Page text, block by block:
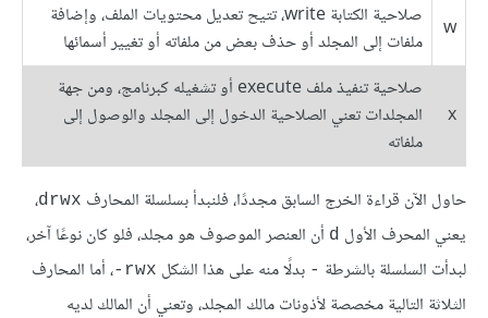
w
صلاحية الكتابة write، تتيح تعديل محتويات الملف، وإضافة
ملفات إلى المجلد أو حذف بعض من ملفاته أو تغيير أسمائها
x
صلاحية تنفيذ ملف execute أو تشغيله كبرنامج، ومن جهة
المجلدات تعني الصلاحية الدخول إلى المجلد والوصول إلى
ملفاته
حاول الآن قراءة الخرج السابق مجددًا، فلنبدأ بسلسلة المحارف drwx،
يعني المحرف الأول d أن العنصر الموصوف هو مجلد، فلو كان نوعًا آخر،
لبدأت السلسلة بالشرطة - بدلًا منه على هذا الشكل rwx-
، أما المحارف
الثلاثة التالية مخصصة لأذونات مالك المجلد، وتعني أن المالك لديه